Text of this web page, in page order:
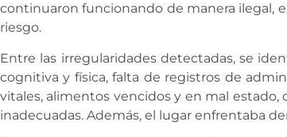
continuaron funcionando de manera ilegal,
riesgo.
Entre las irregularidades detectadas, se
cognitiva y física, falta de registros de
vitales, alimentos vencidos y en mal
inadecuadas. Además, el lugar enfrentaba